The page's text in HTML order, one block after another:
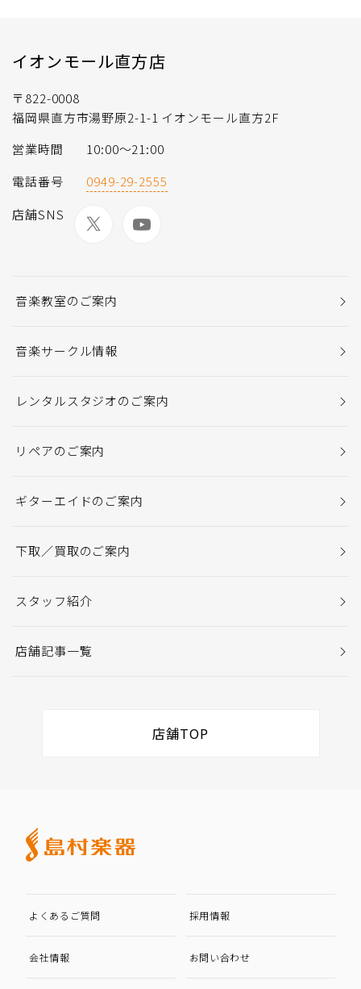
イオンモール直方店
〒822-0008
福岡県直方市湯野原2-1-1 イオンモール直方2F
営業時間
10:00～21:00
電話番号
0949-29-2555
店舗SNS
音楽教室のご案内
音楽サークル情報
レンタルスタジオのご案内
リペアのご案内
ギターエイドのご案内
下取／買取のご案内
スタッフ紹介
店舗記事一覧
店舗TOP
よくあるご質問 採用情報
会社情報 お問い合わせ